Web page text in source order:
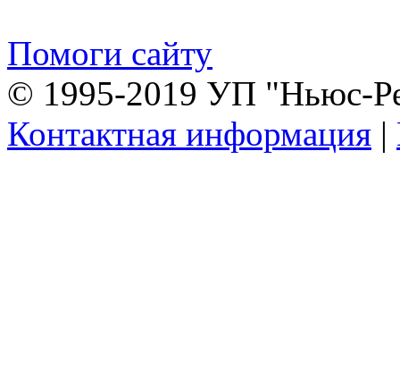
Помоги сайту
© 1995-2019 УП "Ньюс-
Контактная информация |